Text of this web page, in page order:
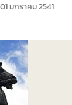
01 มกราคม 2541